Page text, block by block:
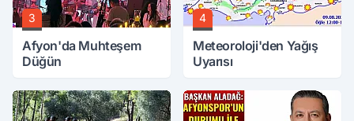
3
Afyon'da Muhteşem
Düğün
4
Meteoroloji'den Yağış
Uyarısı